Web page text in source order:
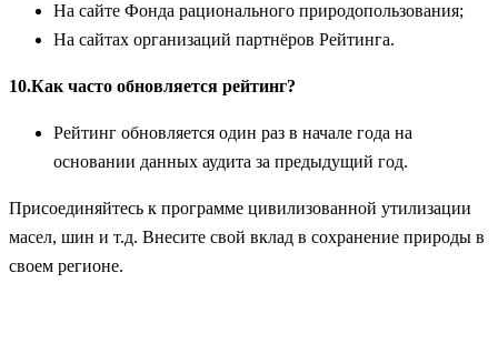
На сайте Фонда рационального природопользования;
На сайтах организаций партнёров Рейтинга.
10.Как часто обновляется рейтинг?
Рейтинг обновляется один раз в начале года на
основании данных аудита за предыдущий год.
Присоединяйтесь к программе цивилизованной утилизации
масел, шин и т.д. Внесите свой вклад в сохранение природы в
своем регионе.